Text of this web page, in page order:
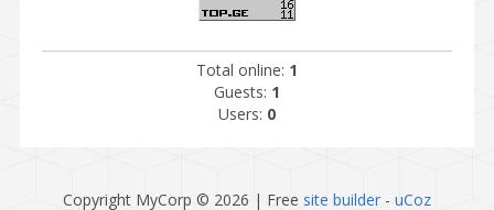
Total online: 1
Guests: 1
Users: 0
Copyright MyCorp © 2026 | Free site builder - uCoz